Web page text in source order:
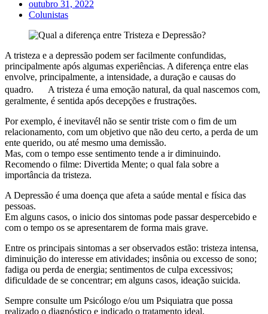
outubro 31, 2022
Colunistas
A tristeza e a depressão podem ser facilmente confundidas,
principalmente após algumas experiências. A diferença entre elas
envolve, principalmente, a intensidade, a duração e causas do
quadro. A tristeza é uma emoção natural, da qual nascemos com,
geralmente, é sentida após decepções e frustrações.
Por exemplo, é inevitavél não se sentir triste com o fim de um
relacionamento, com um objetivo que não deu certo, a perda de um
ente querido, ou até mesmo uma demissão.
Mas, com o tempo esse sentimento tende a ir diminuindo.
Recomendo o filme: Divertida Mente; o qual fala sobre a
importância da tristeza.
A Depressão é uma doença que afeta a saúde mental e física das
pessoas.
Em alguns casos, o inicio dos sintomas pode passar despercebido e
com o tempo os se apresentarem de forma mais grave.
Entre os principais sintomas a ser observados estão: tristeza intensa,
diminuição do interesse em atividades; insônia ou excesso de sono;
fadiga ou perda de energia; sentimentos de culpa excessivos;
dificuldade de se concentrar; em alguns casos, ideação suicida.
Sempre consulte um Psicólogo e/ou um Psiquiatra que possa
realizado o diagnóstico e indicado o tratamento ideal.